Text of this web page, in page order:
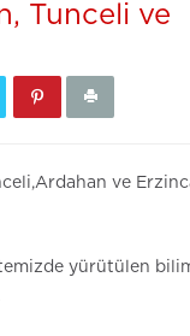
Tunceli ve
ve
yürütülen